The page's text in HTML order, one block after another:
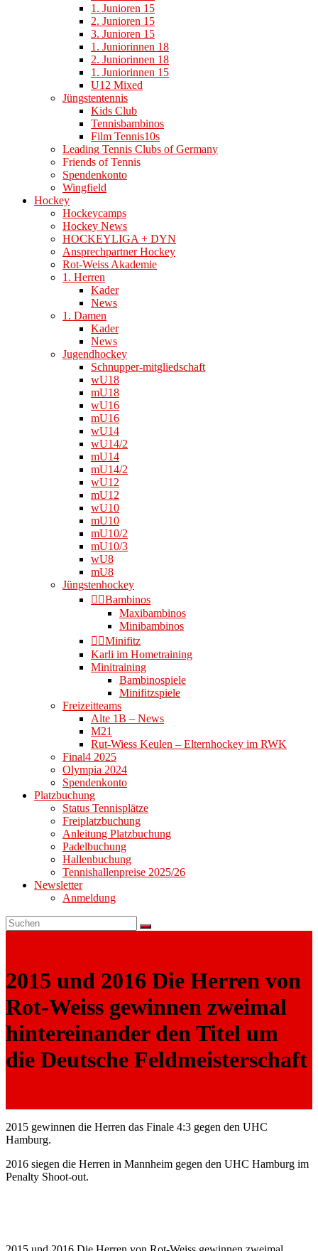
1. Junioren 15
2. Junioren 15
3. Junioren 15
1. Juniorinnen 18
2. Juniorinnen 18
1. Juniorinnen 15
U12 Mixed
Jüngstentennis
Kids Club
Tennisbambinos
Film Tennis10s
Leading Tennis Clubs of Germany
Friends of Tennis
Spendenkonto
Wingfield
Hockey
Hockeycamps
Hockey News
HOCKEYLIGA + DYN
Ansprechpartner Hockey
Rot-Weiss Akademie
1. Herren
Kader
News
1. Damen
Kader
News
Jugendhockey
Schnupper-mitgliedschaft
wU18
mU18
wU16
mU16
wU14
wU14/2
mU14
mU14/2
wU12
mU12
wU10
mU10
mU10/2
mU10/3
wU8
mU8
Jüngstenhockey
👉🏻Bambinos
Maxibambinos
Minibambinos
👉🏻Minifitz
Karli im Hometraining
Minitraining
Bambinospiele
Minifitzspiele
Freizeitteams
Alte 1B – News
M21
Rut-Wiess Keulen – Elternhockey im RWK
Final4 2025
Olympia 2024
Spendenkonto
Platzbuchung
Status Tennisplätze
Freiplatzbuchung
Anleitung Platzbuchung
Padelbuchung
Hallenbuchung
Tennishallenpreise 2025/26
Newsletter
Anmeldung
2015 und 2016 Die Herren von
Rot-Weiss gewinnen zweimal
hintereinander den Titel um
die Deutsche Feldmeisterschaft
2015 gewinnen die Herren das Finale 4:3 gegen den UHC
Hamburg.
2016 siegen die Herren in Mannheim gegen den UHC Hamburg im
Penalty Shoot-out.